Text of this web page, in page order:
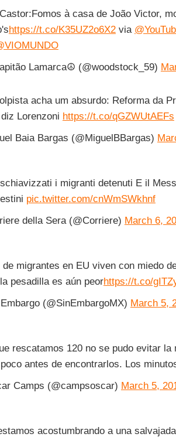
à casa de João Victor,
https://t.co/K35UZ2o6X2via
Lamarca☮️ (@woodstock_59)
acha um absurdo: Reforma da
Lorenzoni https://t.co/qGZWUtAEFs
Baia Bargas (@MiguelBBargas)
i migranti detenuti E il
pic.twitter.com/cnWmSWkhnf
della Sera (@Corriere) March 6,
de migrantes en EU viven con miedo
pesadilla es aún peorhttps://t.co/
(@SinEmbargoMX) March 5,
rescatamos 120 no se pudo evitar
antes de encontrarlos. Los
Camps (@campsoscar) March 5,
acostumbrando a una